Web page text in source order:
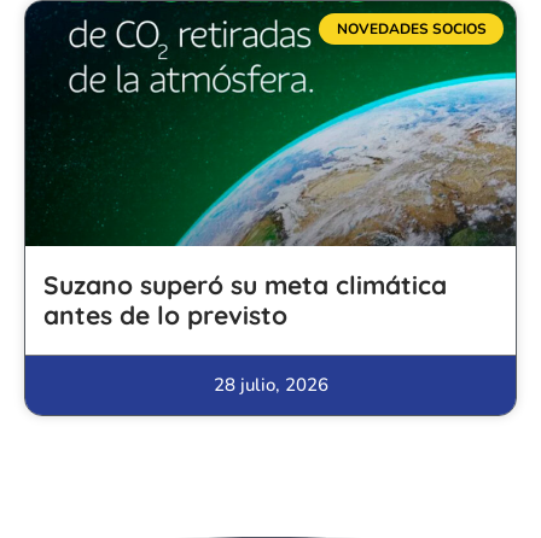
NOVEDADES SOCIOS
Suzano superó su meta climática
antes de lo previsto
28 julio, 2026